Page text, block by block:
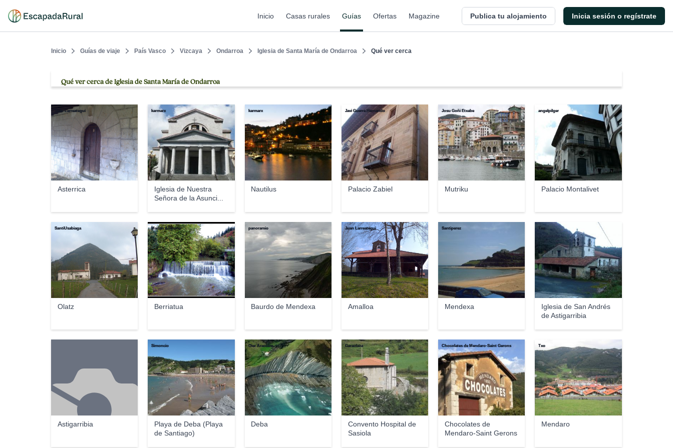
Inicio Casas rurales Guías Ofertas Magazine Publica tu alojamiento Inicia sesión o regístrate
Inicio Guías de viaje País Vasco Vizcaya Ondarroa Iglesia de Santa María de Ondarroa Qué ver cerca
Qué ver cerca de Iglesia de Santa María de Ondarroa
Asterrica
Juan Larreategui
Iglesia de Nuestra
Señora de la Asunci...
karmarx
Nautilus
karmarx
Palacio Zabiel
Javi Guerra Hernando
Mutriku
Josu Goñi Etxabe
Palacio Montalivet
angelpilger
Olatz
SantiUsabiaga
Berriatua
Marian Angoitia
Baurdo de Mendexa
panoramio
Amalloa
Juan Larreategui
Mendexa
Santiperez
Iglesia de San Andrés
de Astigarribia
Txo
Astigarribia
Playa de Deba (Playa
de Santiago)
Simoncio
Deba
Oier Araolaza
Convento Hospital de
Sasiola
Garaolaza
Chocolates de
Mendaro-Saint Gerons
Chocolates de Mendaro-Saint Gerons
Mendaro
Txo